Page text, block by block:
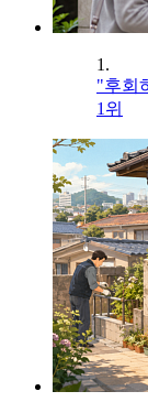
1.
"후회
1위